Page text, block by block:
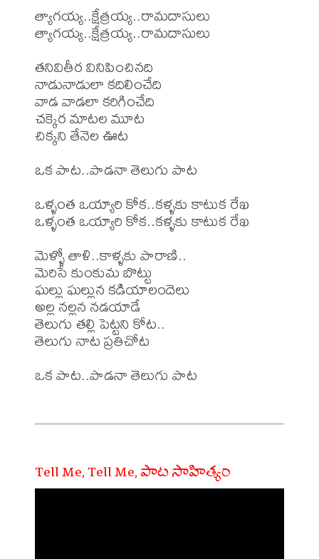
త్యాగయ్య..క్షేత్రయ్య..రామదాసులు
త్యాగయ్య..క్షేత్రయ్య..రామదాసులు
తనివితీర వినిపించినది
నాడునాడులా కదిలించేది
వాడ వాడలా కరిగించేది
చక్కెర మాటల మూట
చిక్కని తేనెల ఊట
ఒక పాట..పాడనా తెలుగు పాట
ఒళ్ళంత ఒయ్యారి కోక..కళ్ళకు కాటుక రేఖ
ఒళ్ళంత ఒయ్యారి కోక..కళ్ళకు కాటుక రేఖ
మెళ్ళో తాళి..కాళ్ళకు పారాణి..
మెరిసే కుంకుమ బొట్టు
ఘల్లు ఘల్లున కడియాలందెలు
అల్ల నల్లన నడయాడే
తెలుగు తల్లి పెట్టని కోట..
తెలుగు నాట ప్రతిచోట
ఒక పాట..పాడనా తెలుగు పాట
Tell Me, Tell Me, పాట సాహిత్యం